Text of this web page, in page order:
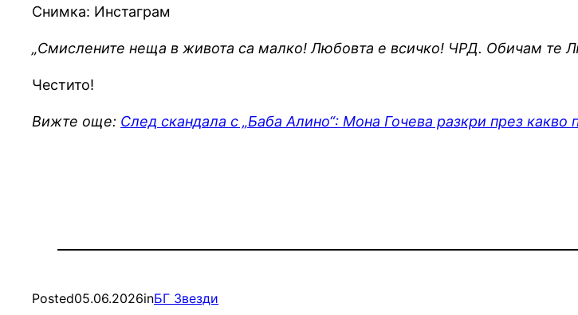
Снимка: Инстаграм
„Смислените неща в живота са малко! Любовта е всичко! ЧРД. Обичам те
Честито!
Вижте още: След скандала с „Баба Алино“: Мона Гочева разкри през какво
Posted05.06.2026inБГ Звезди